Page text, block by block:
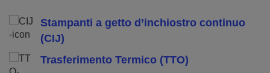
Stampanti a getto d’inchiostro continuo
(CIJ)
Trasferimento Termico (TTO)